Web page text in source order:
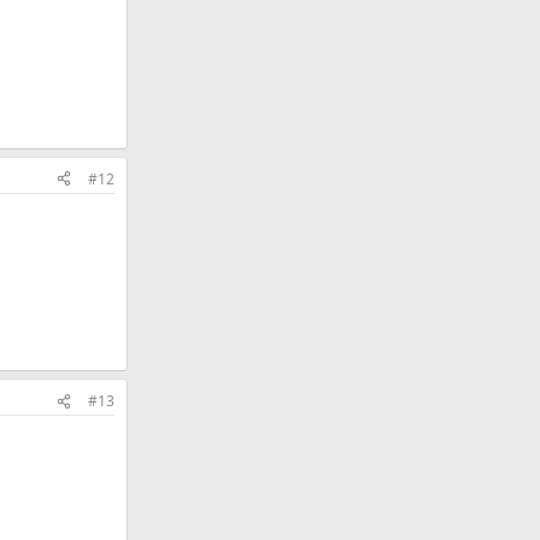
#12
#13